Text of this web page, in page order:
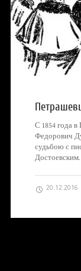
С 1854 года
Федорович
судьбою с
20.12.2016